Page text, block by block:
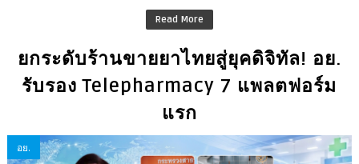
Read More
ยกระดับร้านขายยาไทยสู่ยุคดิจิทัล! อย.
รับรอง Telepharmacy 7 แพลตฟอร์ม
แรก
อย.